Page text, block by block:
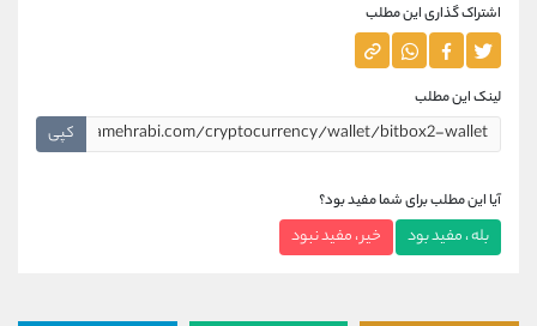
اشتراک گذاری این مطلب
لینک این مطلب
کپی
آیا این مطلب برای شما مفید بود؟
بله ، مفید بود خیر ، مفید نبود